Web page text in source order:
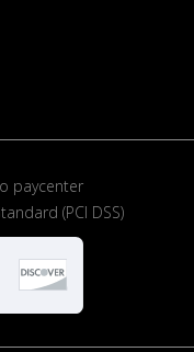
paycenter
(PCI DSS)